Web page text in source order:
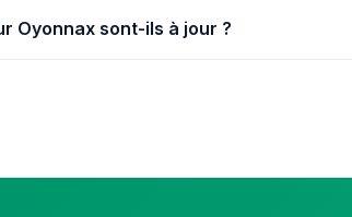
Oyonnax sont-ils à jour ?